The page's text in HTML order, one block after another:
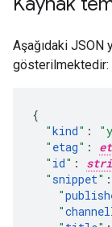
Aşağıdaki JSON
gösterilmektedir:
"kind" :
" etag" :
" id" :
"snippet" :
"
"